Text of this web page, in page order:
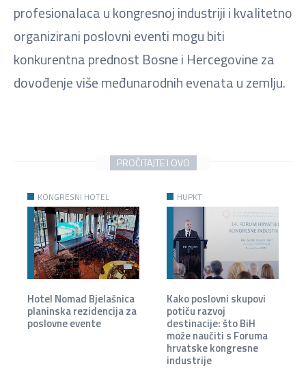
profesionalaca u kongresnoj industriji i kvalitetno
organizirani poslovni eventi mogu biti
konkurentna prednost Bosne i Hercegovine za
dovođenje više međunarodnih evenata u zemlju.
PROČITAJTE I OVO
KONGRESNI HOTEL
Hotel Nomad Bjelašnica
planinska rezidencija za
poslovne evente
HUPKT
Kako poslovni skupovi
potiču razvoj
destinacije: što BiH
može naučiti s Foruma
hrvatske kongresne
industrije